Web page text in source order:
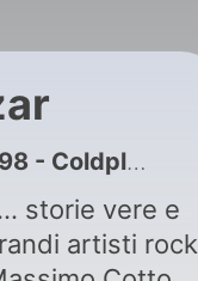
- Coldplay - Yellow
storie vere e
artisti rock